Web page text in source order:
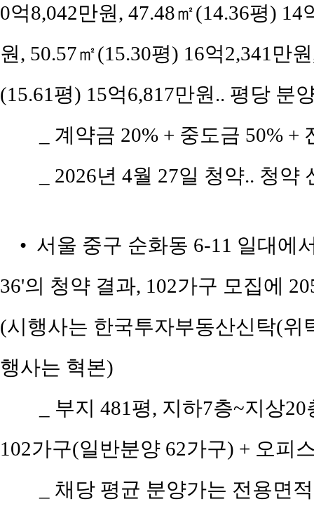
0억8,042만원, 47.48㎡(14.36평)
원, 50.57㎡(15.30평) 16억2,341만
(15.61평) 15억6,817만원.. 평당 분
_ 계약금 20% + 중도금 50% +
_ 2026년 4월 27일 청약.. 청
• 서울 중구 순화동 6-11 일대에
36'의 청약 결과, 102가구 모집에
(시행사는 한국투자부동산신탁(위
행사는 혁본)
_ 부지 481평, 지하7층~지상
102가구(일반분양 62가구) + 오피
_ 채당 평균 분양가는 전용면